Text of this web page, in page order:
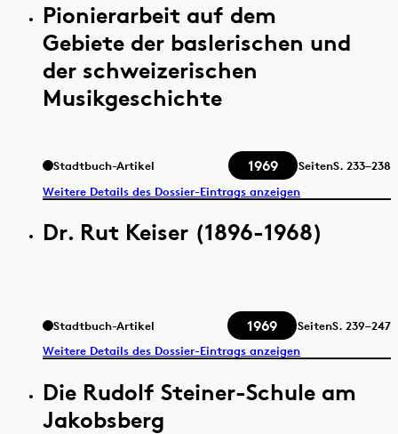
Pionierarbeit auf dem
Gebiete der baslerischen und
der schweizerischen
Musikgeschichte
Stadtbuch-Artikel 1969 SeitenS. 233–238
Weitere Details des Dossier-Eintrags anzeigen
Dr. Rut Keiser (1896-1968)
Stadtbuch-Artikel 1969 SeitenS. 239–247
Weitere Details des Dossier-Eintrags anzeigen
Die Rudolf Steiner-Schule am
Jakobsberg